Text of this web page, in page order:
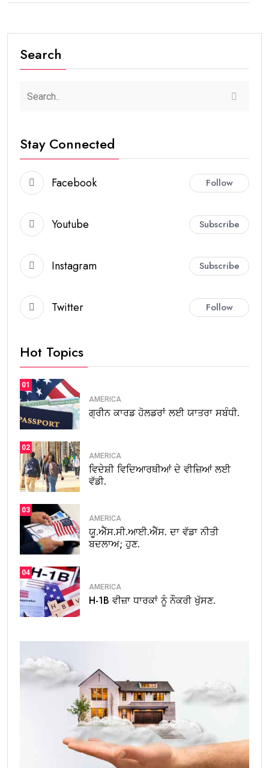
Search
Stay Connected
Facebook Follow
Youtube Subscribe
Instagram Subscribe
Twitter Follow
Hot Topics
01
AMERICA
ਗ੍ਰੀਨ ਕਾਰਡ ਹੋਲਡਰਾਂ ਲਈ ਯਾਤਰਾ ਸਬੰਧੀ.
02
AMERICA
ਵਿਦੇਸ਼ੀ ਵਿਦਿਆਰਥੀਆਂ ਦੇ ਵੀਜ਼ਿਆਂ ਲਈ
ਵੱਡੀ.
03
AMERICA
ਯੂ.ਐੱਸ.ਸੀ.ਆਈ.ਐੱਸ. ਦਾ ਵੱਡਾ ਨੀਤੀ
ਬਦਲਾਅ; ਹੁਣ.
04
AMERICA
H-1B ਵੀਜ਼ਾ ਧਾਰਕਾਂ ਨੂੰ ਨੌਕਰੀ ਖੁੱਸਣ.